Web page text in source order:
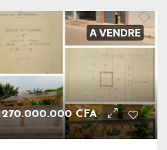
A VENDRE
270.000.000 CFA